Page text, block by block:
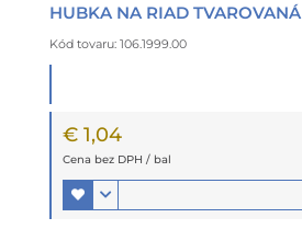
HUBKA NA RIAD TVAROVANÁ
Kód tovaru: 106.1999.00
€ 1,04
Cena bez DPH / bal